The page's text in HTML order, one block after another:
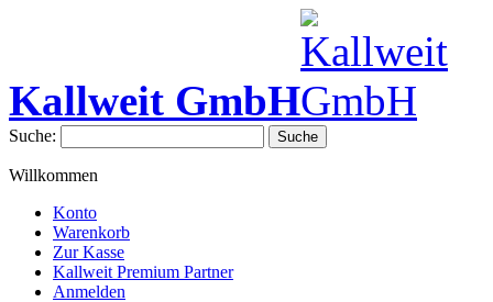
Kallweit GmbH
Suche: Suche
Willkommen
Konto
Warenkorb
Zur Kasse
Kallweit Premium Partner
Anmelden